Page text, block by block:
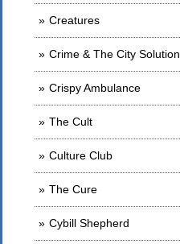
Creatures
Crime & The City Solution
Crispy Ambulance
The Cult
Culture Club
The Cure
Cybill Shepherd